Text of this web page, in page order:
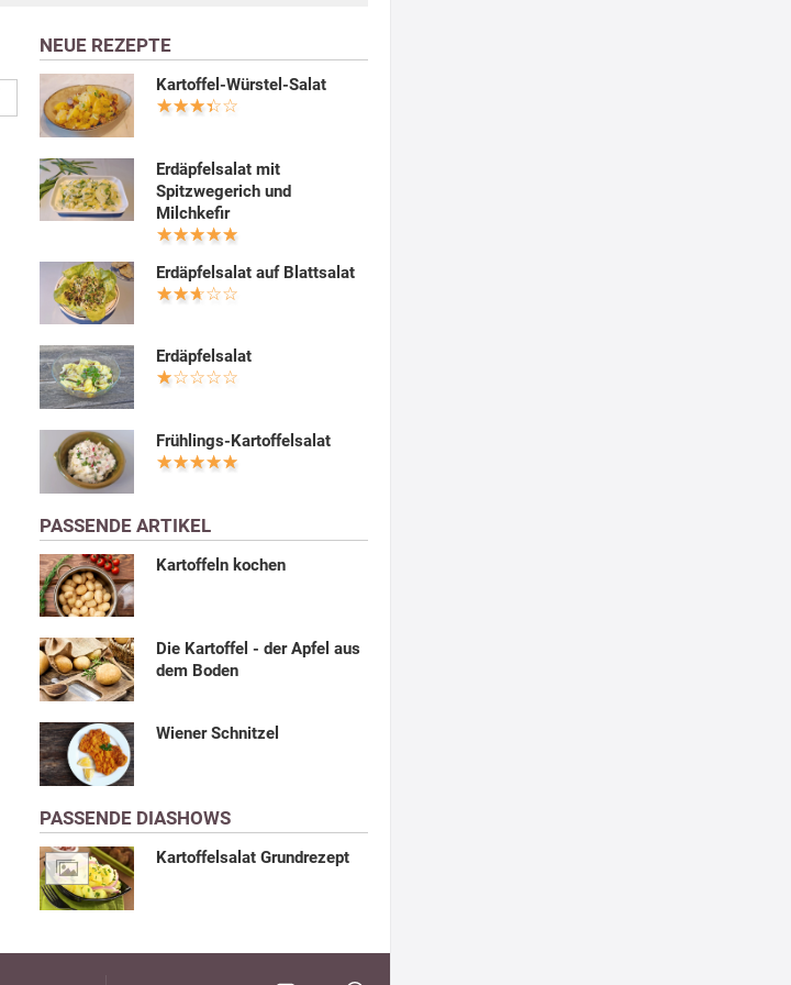
NEUE REZEPTE
Kartoffel-Würstel-Salat
Erdäpfelsalat mit
Spitzwegerich und
Milchkefir
Erdäpfelsalat auf Blattsalat
Erdäpfelsalat
Frühlings-Kartoffelsalat
PASSENDE ARTIKEL
Kartoffeln kochen
Die Kartoffel - der Apfel aus
dem Boden
Wiener Schnitzel
PASSENDE DIASHOWS
Kartoffelsalat Grundrezept